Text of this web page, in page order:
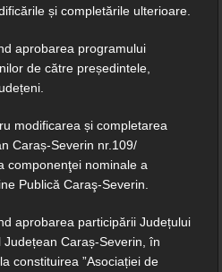
și completările ulterioare.
aprobarea programului
de către președintele,
modificarea și completarea
Caraș-Severin nr.109/
componenţei nominale a
Publică Caraş-Severin.
aprobarea participării Județului
Caraș-Severin, în
constituirea ”Asociației de